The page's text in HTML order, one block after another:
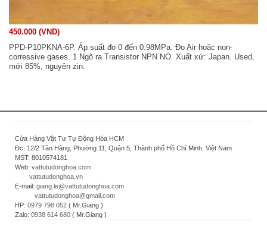
450.000 (VND)
PPD-P10PKNA-6P. Áp suất đo 0 đến 0.98MPa. Đo Air hoặc non-
corressive gases. 1 Ngõ ra Transistor NPN NO. Xuất xứ: Japan. Used,
mới 85%, nguyên zin.
Cửa Hàng Vật Tư Tự Động Hóa HCM
Đc: 12/2 Tân Hàng, Phường 11, Quận 5, Thành phố Hồ Chí Minh, Việt Nam
MST: 8010574181
Web: vattutudonghoa.com
vattutudonghoa.vn
E-mail: giang.le@vattutudonghoa.com
vattutudonghoa@gmail.com
HP: 0979 798 052 ( Mr.Giang )
Zalo: 0938 614 680 ( Mr.Giang )